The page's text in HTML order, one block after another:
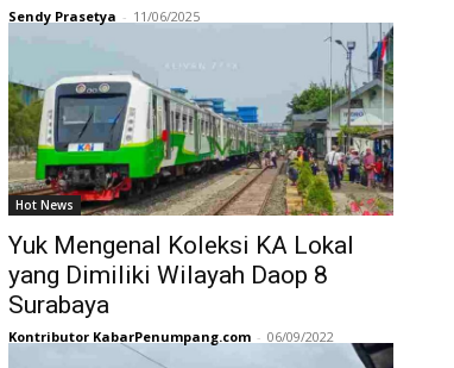
Sendy Prasetya - 11/06/2025
Hot News
Yuk Mengenal Koleksi KA Lokal
yang Dimiliki Wilayah Daop 8
Surabaya
Kontributor KabarPenumpang.com - 06/09/2022